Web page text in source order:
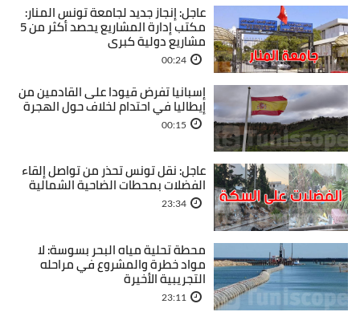
عاجل: إنجاز جديد لجامعة تونس المنار:
مكتب إدارة المشاريع يحصد أكثر من 5
مشاريع دولية كبرى
00:24
إسبانيا تفرض قيودا على القادمين من
إيطاليا في احتدام لخلاف حول الهجرة
00:15
عاجل: نقل تونس تحذر من تواصل إلقاء
الفضلات بمحطات الضاحية الشمالية
23:34
محطة تحلية مياه البحر بسوسة: لا
مواد خطرة والمشروع في مراحله
التجريبية الأخيرة
23:11